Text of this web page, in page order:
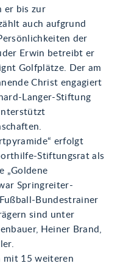
er bis zur
auch aufgrund
der
Erwin betreibt er
Golfplätze. Der am
Christ engagiert
Langer-Stiftung
erfolgt
Stiftungsrat als
„Goldene
Springreiter-
Bundestrainer
sind unter
Heiner Brand,
mit 15 weiteren